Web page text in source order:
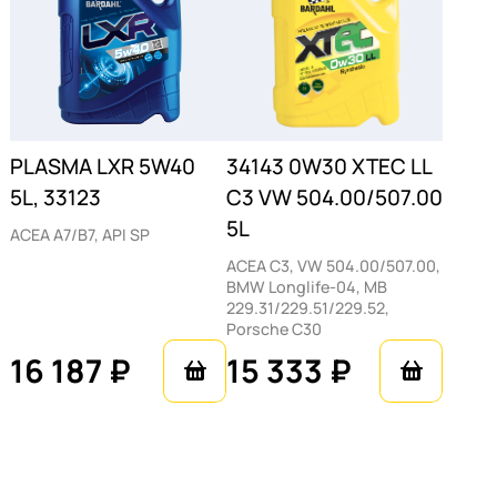
PLASMA LXR 5W40
5L, 33123
ACEA A7/B7, API SP
16 187 ₽
34143 0W30 XTEC LL
C3 VW 504.00/507.00
5L
ACEA C3, VW 504.00/507.00,
BMW Longlife-04, MB
229.31/229.51/229.52,
Porsche C30
15 333 ₽